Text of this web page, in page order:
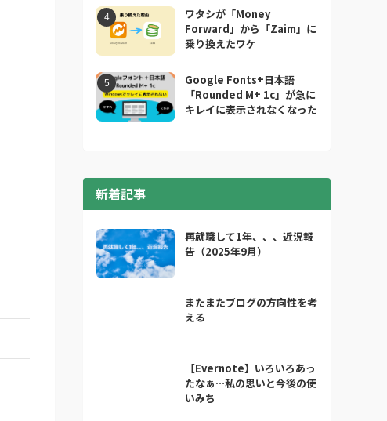
ワタシが「Money
Forward」から「Zaim」に
乗り換えたワケ
Google Fonts+日本語
「Rounded M+ 1c」が急に
キレイに表示されなくなった
新着記事
再就職して1年、、、近況報
告（2025年9月）
またまたブログの方向性を考
える
【Evernote】いろいろあっ
たなぁ…私の思いと今後の使
いみち